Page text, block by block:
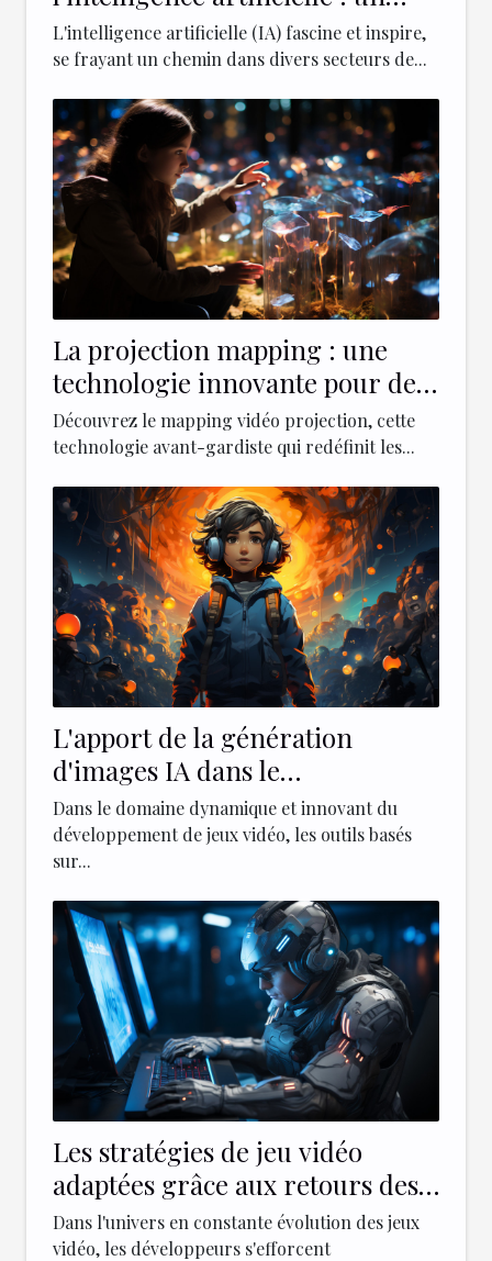
guide pour débutants
L'intelligence artificielle (IA) fascine et inspire,
se frayant un chemin dans divers secteurs de...
La projection mapping : une
technologie innovante pour des
expériences immersives
Découvrez le mapping vidéo projection, cette
technologie avant-gardiste qui redéfinit les...
L'apport de la génération
d'images IA dans le
développement de jeux vidéo
indépendants
Dans le domaine dynamique et innovant du
développement de jeux vidéo, les outils basés
sur...
Les stratégies de jeu vidéo
adaptées grâce aux retours des
chatbots
Dans l'univers en constante évolution des jeux
vidéo, les développeurs s'efforcent